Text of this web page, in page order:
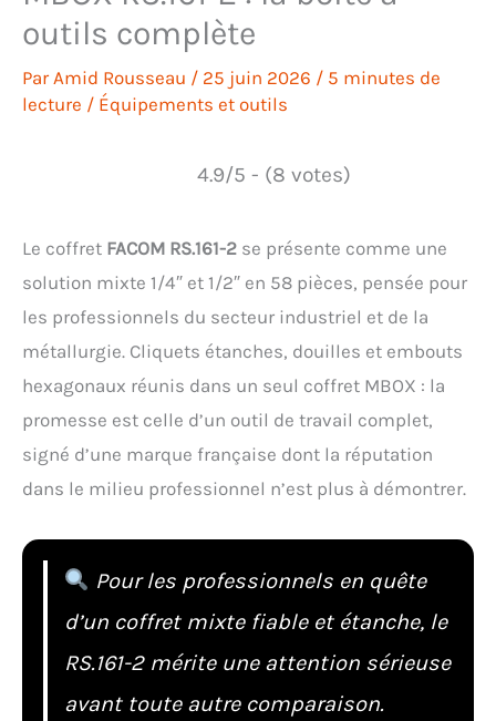
outils complète
ParAmid Rousseau / 25 juin 2026 / 5 minutes de
lecture / Équipements et outils
4.9/5 - (8 votes)
Le coffret FACOM RS.161-2 se présente comme une
solution mixte 1/4″ et 1/2″ en 58 pièces, pensée pour
les professionnels du secteur industriel et de la
métallurgie. Cliquets étanches, douilles et embouts
hexagonaux réunis dans un seul coffret MBOX : la
promesse est celle d’un outil de travail complet,
signé d’une marque française dont la réputation
dans le milieu professionnel n’est plus à démontrer.
Pour les professionnels en quête
d’un coffret mixte fiable et étanche, le
RS.161-2 mérite une attention sérieuse
avant toute autre comparaison.